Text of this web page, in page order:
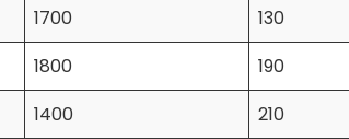
1700
130
1800
190
1400
210